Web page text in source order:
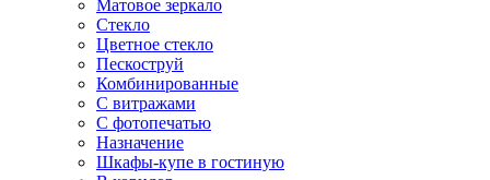
Матовое зеркало
Стекло
Цветное стекло
Пескоструй
Комбинированные
С витражами
С фотопечатью
Назначение
Шкафы-купе в гостиную